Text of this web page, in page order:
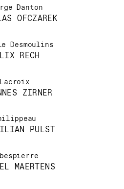
Danton
OFCZAREK
Desmoulins
RECH
Lacroix
ZIRNER
PULST
MAERTENS